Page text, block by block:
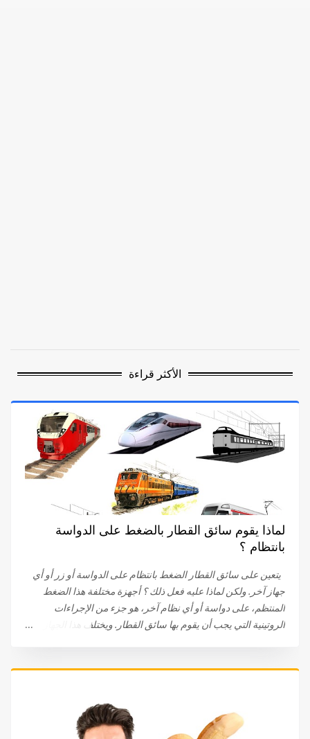
الأكثر قراءة
لماذا يقوم سائق القطار بالضغط على الدواسة
بانتظام ؟
يتعين على سائق القطار الضغط بانتظام على الدواسة أو زر أو أي
جهاز آخر. ولكن لماذا عليه فعل ذلك ؟ أجهزة مختلفة هذا الضغط
المنتظم، على دواسة أو أي نظام آخر، هو جزء من الإجراءات
الروتينية التي يجب أن يقوم بها سائق القطار. ويختلف هذا الجهاز
نقطة معينة، ثم الضغط عليها مرة أخرى. في بعض الحالات، يتعين
بعجلة القيادة أو المقود. طريقة لتفقد يقظة السائق أيا كان النظام أو
الجهاز (دواسة، زر..)، فإنه غالبا ما يطلق عليه، لسبب وجيه، جهاز